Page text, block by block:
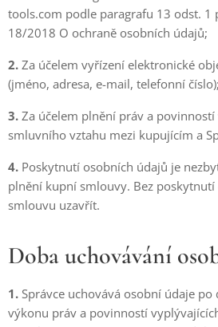
tools.com podle paragrafu 13 odst. 1
18/2018 O ochraně osobních údajů;
2. Za účelem vyřízení elektronické
(jméno, adresa, e-mail, telefonní číslo);
3. Za účelem plnění práv a
smluvního vztahu mezi kupujícím a
4. Poskytnutí osobních údajů je
plnění kupní smlouvy. Bez
smlouvu uzavřít.
Doba uchovávání
1. Správce uchovává osobní údaje
výkonu práv a povinností